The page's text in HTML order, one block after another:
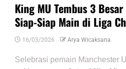
King MU Tembus 3
Siap-Siap Main di Liga
16/03/2026 Arya Wicaksana
Selebrasi pemain Manchester